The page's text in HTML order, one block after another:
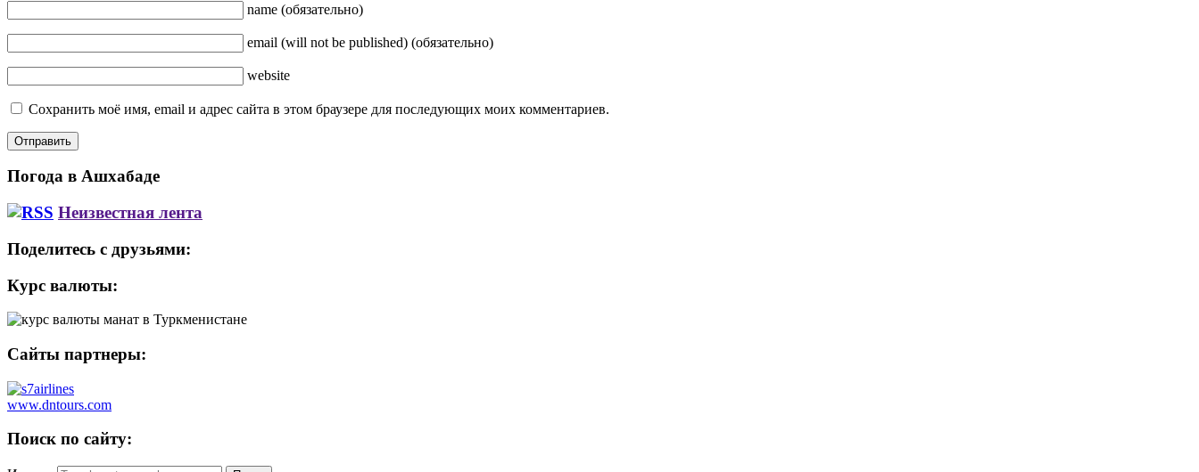
name (обязательно)
email (will not be published) (обязательно)
website
Сохранить моё имя, email и адрес сайта в этом браузере для последующих моих комментариев.
Погода в Ашхабаде
Неизвестная лента
Поделитесь с друзьями:
Курс валюты:
Сайты партнеры:
www.dntours.com
Поиск по сайту: